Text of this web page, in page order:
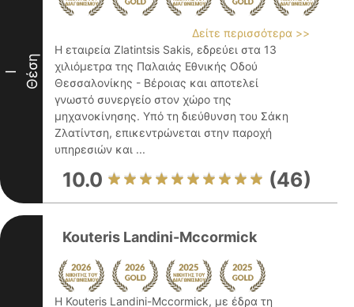
I Θέση
Δείτε περισσότερα >>
Η εταιρεία Zlatintsis Sakis, εδρεύει στα 13
χιλιόμετρα της Παλαιάς Εθνικής Οδού
Θεσσαλονίκης - Βέροιας και αποτελεί
γνωστό συνεργείο στον χώρο της
μηχανοκίνησης. Υπό τη διεύθυνση του Σάκη
Ζλατίντση, επικεντρώνεται στην παροχή
υπηρεσιών και ...
10.0 (46)
Kouteris Landini-Mccormick
Η Kouteris Landini-Mccormick, με έδρα τη